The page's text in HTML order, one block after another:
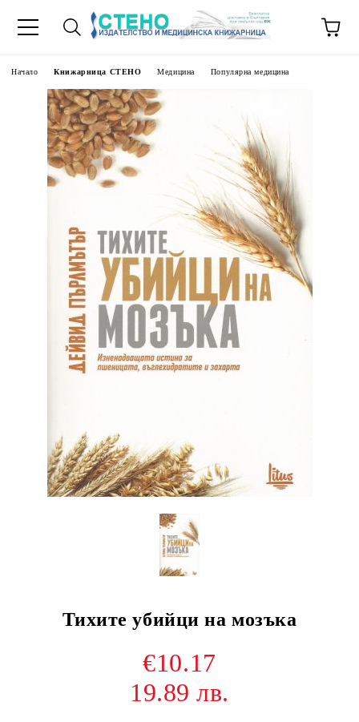
Начало Книжарница СТЕНО Медицина Популярна медицина
Тихите убийци на мозъка
€10.17
19.89 лв.